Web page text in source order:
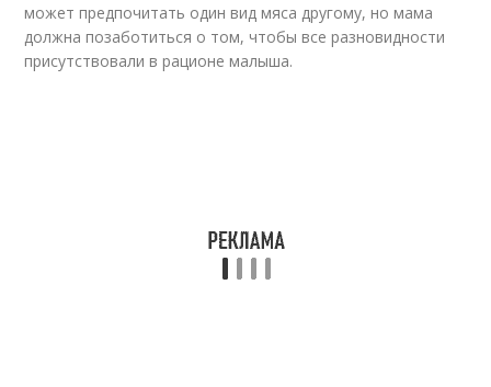
может предпочитать один вид мяса другому, но мама
должна позаботиться о том, чтобы все разновидности
присутствовали в рационе малыша.